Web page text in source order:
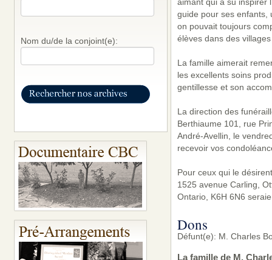
Nom du/de la conjoint(e):
guide pour ses enfants,
on pouvait toujours
élèves dans des
La famille aimerait
les excellents soins
gentillesse et son
La direction des
Berthiaume 101, rue
André-Avellin, le
recevoir vos
Pour ceux qui le
1525 avenue Carling,
Ontario, K6H 6N6
Dons
Défunt(e): M. Charles
La famille de M.